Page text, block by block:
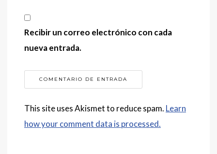
Recibir un correo electrónico con cada
nueva entrada.
This site uses Akismet to reduce spam. Learn
how your comment data is processed.